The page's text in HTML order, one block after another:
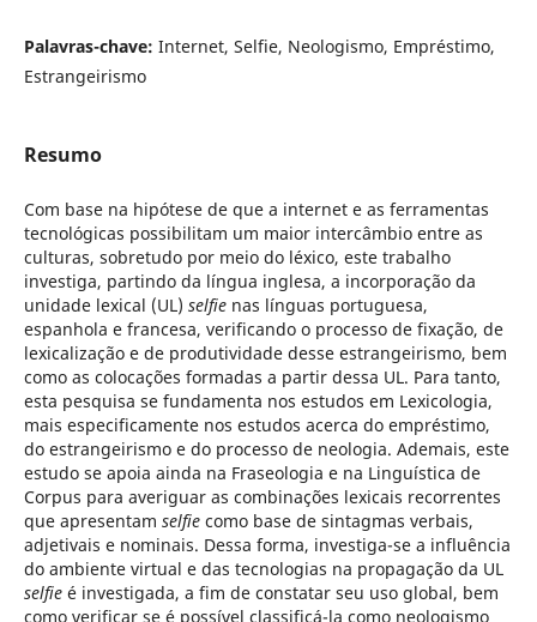
Palavras-chave: Internet, Selfie, Neologismo, Empréstimo,
Estrangeirismo
Resumo
Com base na hipótese de que a internet e as ferramentas
tecnológicas possibilitam um maior intercâmbio entre as
culturas, sobretudo por meio do léxico, este trabalho
investiga, partindo da língua inglesa, a incorporação da
unidade lexical (UL) selfie nas línguas portuguesa,
espanhola e francesa, verificando o processo de fixação, de
lexicalização e de produtividade desse estrangeirismo, bem
como as colocações formadas a partir dessa UL. Para tanto,
esta pesquisa se fundamenta nos estudos em Lexicologia,
mais especificamente nos estudos acerca do empréstimo,
do estrangeirismo e do processo de neologia. Ademais, este
estudo se apoia ainda na Fraseologia e na Linguística de
Corpus para averiguar as combinações lexicais recorrentes
que apresentam selfiecomo base de sintagmas verbais,
adjetivais e nominais. Dessa forma, investiga-se a influência
do ambiente virtual e das tecnologias na propagação da UL
selfieé investigada, a fim de constatar seu uso global, bem
como verificar se é possível classificá-la como neologismo